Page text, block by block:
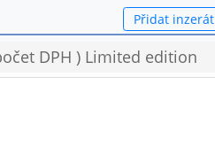
Přidat inzerát
DPH ) Limited edition